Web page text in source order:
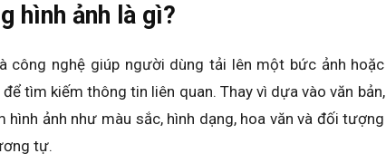
hình ảnh là gì?
công nghệ giúp người dùng tải lên một bức ảnh hoặc
tìm kiếm thông tin liên quan. Thay vì dựa vào văn bản,
ảnh như màu sắc, hình dạng, hoa văn và đối tượng
tự.